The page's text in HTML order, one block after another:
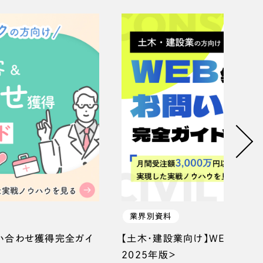
合わせ獲得完全ガイ
業界別資料
【土木・建設業向け】WEB集客
2025年版＞